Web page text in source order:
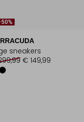
sneakers
€ 149,99